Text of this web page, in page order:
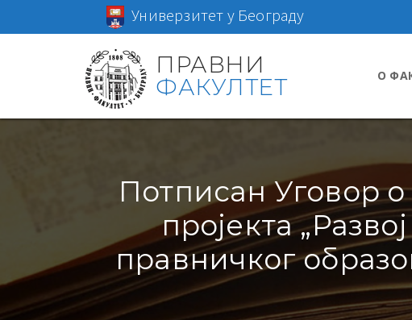
Универзитет у Београду
ПРАВНИ
ФАКУЛТЕТ
О
Потписан Уговор
пројекта
правничког